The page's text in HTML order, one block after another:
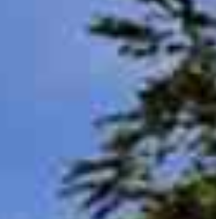
in Giornata
Ispirazionali
d'Autore
Area B2B